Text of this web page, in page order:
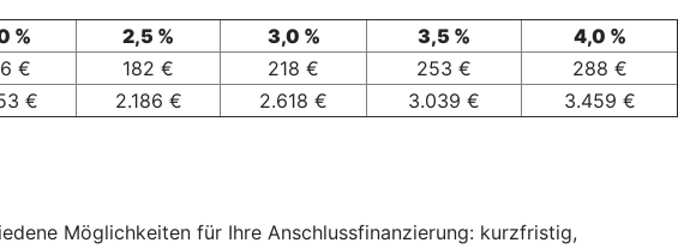
% 2,5 % 3,0 % 3,5 %
4,0 %
€ 182 € 218 € 253 €
288 €
€ 2.186 € 2.618 € 3.039 €
3.459 €
Möglichkeiten für Ihre Anschlussfinanzierung: kurzfristig,